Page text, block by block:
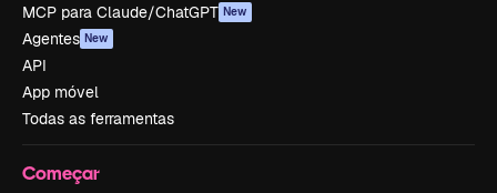
MCP para Claude/ChatGPT New
Agentes New
API
App móvel
Todas as ferramentas
Começar